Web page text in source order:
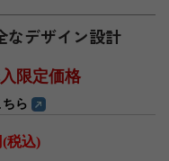
なデザイン設計
限定価格
ら
(税込)